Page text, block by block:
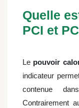
Quelle
PCI et
Le pouvoir
indicateur
contenue
Contrairement